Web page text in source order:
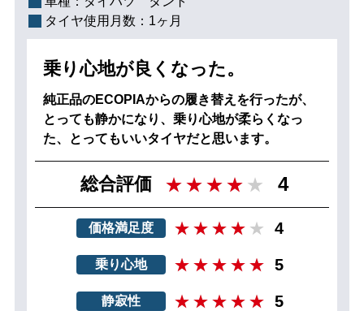
タイヤ使用月数： 1ヶ月
乗り心地が良くなった。
純正品のECOPIAからの履き替えを行ったが、
とっても静かになり、乗り心地が柔らくなっ
た、とってもいいタイヤだと思います。
総合評価 4
価格満足度 4
乗り心地 5
静寂性 5